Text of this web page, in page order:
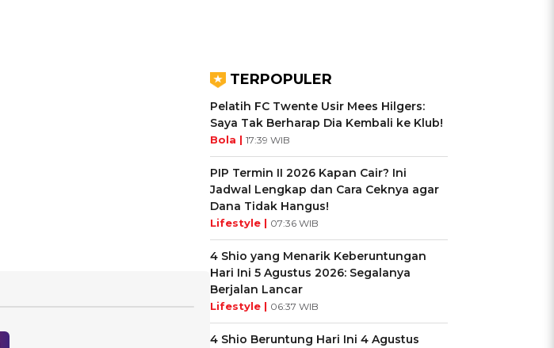
TERPOPULER
Pelatih FC Twente Usir Mees Hilgers:
Saya Tak Berharap Dia Kembali ke Klub!
Bola | 17:39 WIB
PIP Termin II 2026 Kapan Cair? Ini
Jadwal Lengkap dan Cara Ceknya agar
Dana Tidak Hangus!
Lifestyle | 07:36 WIB
4 Shio yang Menarik Keberuntungan
Hari Ini 5 Agustus 2026: Segalanya
Berjalan Lancar
Lifestyle | 06:37 WIB
4 Shio Beruntung Hari Ini 4 Agustus